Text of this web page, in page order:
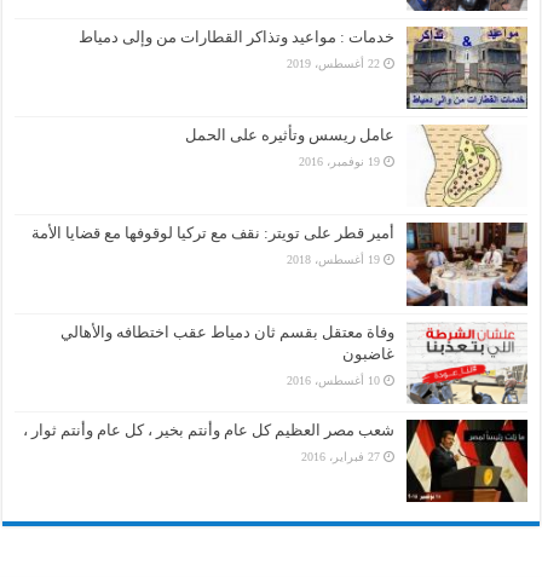
خدمات : مواعيد وتذاكر القطارات من وإلى دمياط
22 أغسطس، 2019
عامل ريسس وتأثيره على الحمل
19 نوفمبر، 2016
أمير قطر على تويتر: نقف مع تركيا لوقوفها مع قضايا الأمة
19 أغسطس، 2018
وفاة معتقل بقسم ثان دمياط عقب اختطافه والأهالي
غاضبون
10 أغسطس، 2016
شعب مصر العظيم كل عام وأنتم بخير ، كل عام وأنتم ثوار ،
27 فبراير، 2016